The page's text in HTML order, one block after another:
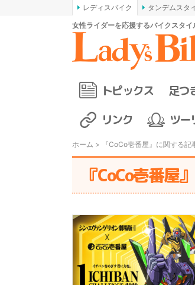
レディスバイク タンデムスタ
女性ライダーを応援するバイクスタイ
トピックス 足つ
リンク
ツー
ホーム > 『CoCo壱番屋』に関する記
『CoCo壱番屋